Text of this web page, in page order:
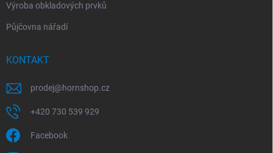
Výroba obkladových prvků
Půjčovna nářadí
KONTAKT
prodej@hornshop.cz
+420 730 539 929
Facebook